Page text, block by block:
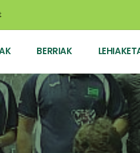
BERRIAK